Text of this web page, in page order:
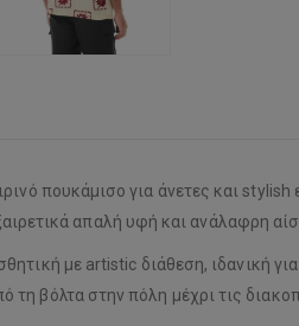
πουκάμισο για άνετες και
απαλή υφή και ανάλαφρη
με artistic διάθεση, ιδανική
βόλτα στην πόλη μέχρι τις